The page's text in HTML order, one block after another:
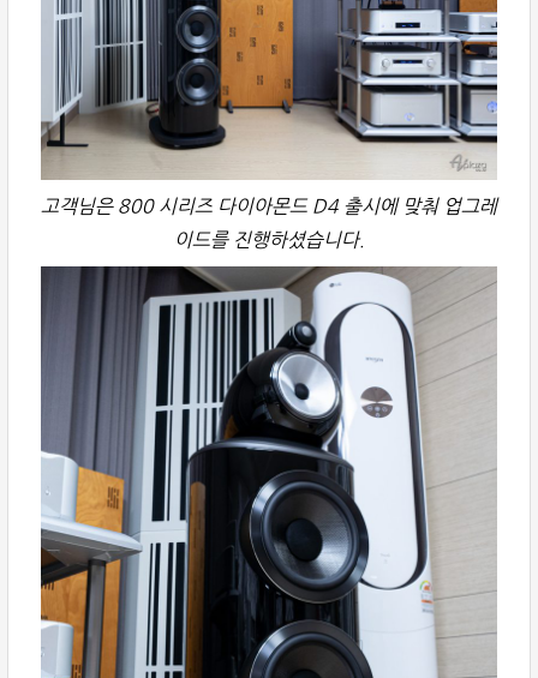
고객님은 800 시리즈 다이아몬드 D4 출시에 맞춰 업그레
이드를 진행하셨습니다.